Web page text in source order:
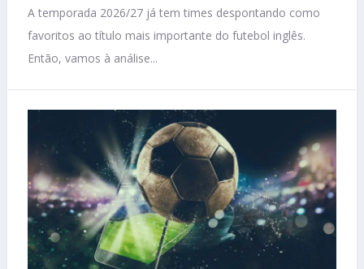
A temporada 2026/27 já tem times despontando como
favoritos ao título mais importante do futebol inglês.
Então, vamos à análise...